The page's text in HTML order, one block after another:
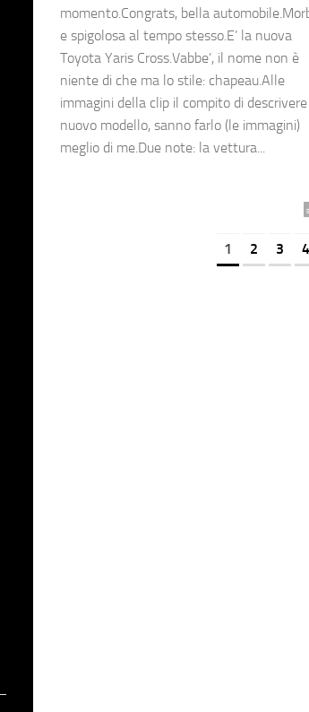
momento.Congrats, bella
e spigolosa al tempo stesso.E’ la nuova
Toyota Yaris Cross.Vabbe’, il nome non è
niente di che ma lo stile: chapeau.Alle
immagini della clip il compito di
nuovo modello, sanno farlo (le immagini)
meglio di me.Due note: la vettura...
1 2 3 4